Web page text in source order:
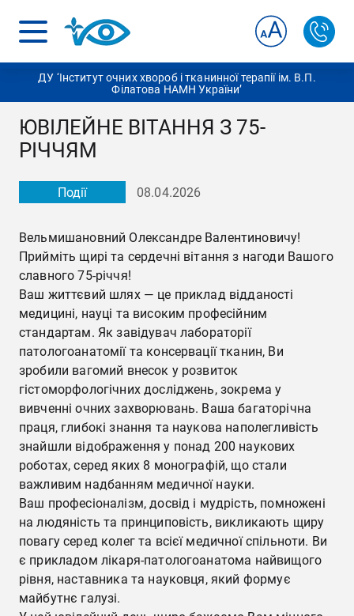
ДУ ‘Інститут очних хвороб і тканинної терапії ім. В.П.
Філатова НАМН України’
ЮВІЛЕЙНЕ ВІТАННЯ З 75-
РІЧЧЯМ
Події 08.04.2026
Вельмишановний Олександре Валентиновичу!
Прийміть щирі та сердечні вітання з нагоди Вашого
славного 75-річчя!
Ваш життєвий шлях — це приклад відданості
медицині, науці та високим професійним
стандартам. Як завідувач лабораторії
патологоанатомії та консервації тканин, Ви
зробили вагомий внесок у розвиток
гістоморфологічних досліджень, зокрема у
вивченні очних захворювань. Ваша багаторічна
праця, глибокі знання та наукова наполегливість
знайшли відображення у понад 200 наукових
роботах, серед яких 8 монографій, що стали
важливим надбанням медичної науки.
Ваш професіоналізм, досвід і мудрість, помножені
на людяність та принциповість, викликають щиру
повагу серед колег та всієї медичної спільноти. Ви
є прикладом лікаря-патологоанатома найвищого
рівня, наставника та науковця, який формує
майбутнє галузі.